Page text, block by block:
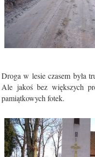
Droga w lesie czasem była
Ale jakoś bez większych
pamiątkowych fotek.